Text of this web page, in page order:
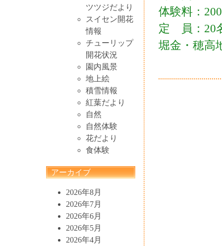
ツツジだより
スイセン開花
情報
チューリップ
開花状況
園内風景
地上絵
積雪情報
紅葉だより
自然
自然体験
花だより
食体験
アーカイブ
2026年8月
2026年7月
2026年6月
2026年5月
2026年4月
体験料：
定 員：20
堀金・穂高